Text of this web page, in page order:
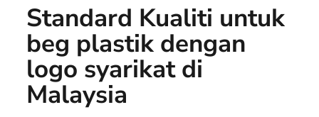
Standard Kualiti untuk
beg plastik dengan
logo syarikat di
Malaysia